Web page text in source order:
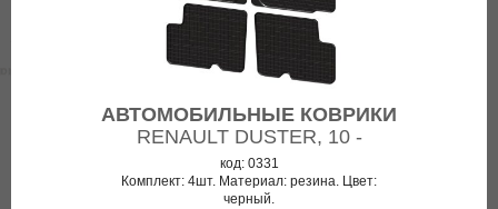
АВТОМОБИЛЬНЫЕ КОВРИКИ
RENAULT DUSTER, 10 -
код: 0331
Комплект: 4шт. Материал: резина. Цвет:
черный.